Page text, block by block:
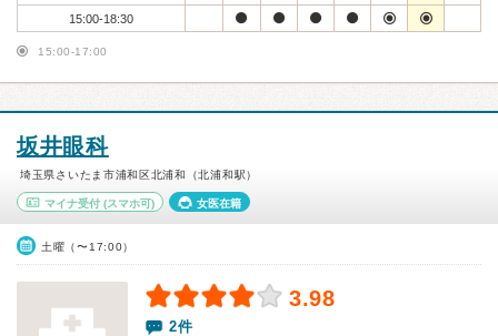
15:00-18:30
15:00-17:00
坂井眼科
埼玉県さいたま市浦和区北浦和（北浦和駅）
マイナ受付 (スマホ可) 女医在籍
土曜（〜17:00）
3.98
2件